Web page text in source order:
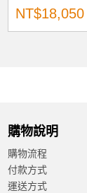
NT$18,050
購物說明
購物流程
付款方式
運送方式